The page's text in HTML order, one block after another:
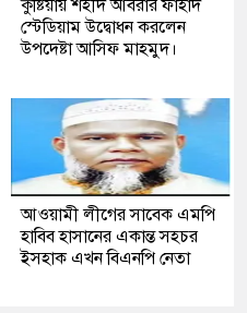
কুষ্টিয়ায় শহীদ আবরার ফাহাদ
স্টেডিয়াম উদ্বোধন করলেন
উপদেষ্টা আসিফ মাহমুদ।
আওয়ামী লীগের সাবেক এমপি
হাবিব হাসানের একান্ত সহচর
ইসহাক এখন বিএনপি নেতা